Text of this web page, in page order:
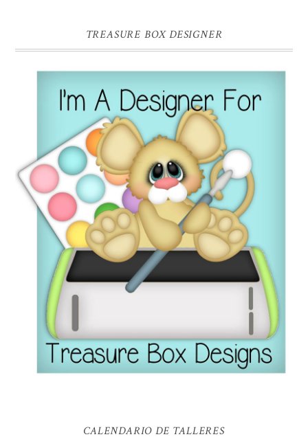
TREASURE BOX DESIGNER
CALENDARIO DE TALLERES